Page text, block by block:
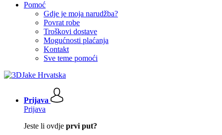
Pomoć
Gdje je moja narudžba?
Povrat robe
Troškovi dostave
Mogućnosti plaćanja
Kontakt
Sve teme pomoći
Prijava
Prijava
Jeste li ovdje prvi put?